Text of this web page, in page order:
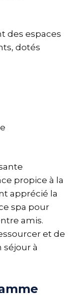
des espaces
dotés
propice à la
apprécié la
spa pour
amis.
et de
séjour à